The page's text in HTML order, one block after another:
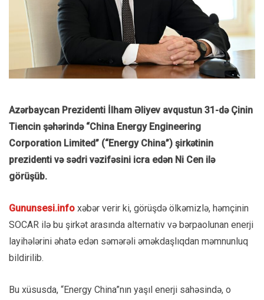
Azərbaycan Prezidenti İlham Əliyev avqustun 31-də Çinin
Tiencin şəhərində “China Energy Engineering
Corporation Limited” (“Energy China”) şirkətinin
prezidenti və sədri vəzifəsini icra edən Ni Cen ilə
görüşüb.
Gununsesi.info xəbər verir ki, görüşdə ölkəmizlə, həmçinin
SOCAR ilə bu şirkət arasında alternativ və bərpaolunan enerji
layihələrini əhatə edən səmərəli əməkdaşlıqdan məmnunluq
bildirilib.
Bu xüsusda, “Energy China”nın yaşıl enerji sahəsində, o